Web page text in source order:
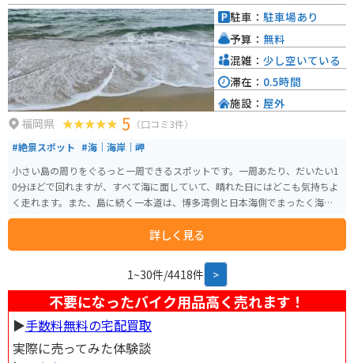
福岡県 5 （口コミ3件）
#絶景スポット #海｜海岸｜岬
小さい島の周りをぐるっと一周できるスポットです。一周あたり、だいたい1
0分ほどで回れますが、すべて海に面していて、晴れた日にはどこも気持ちよ
く走れます。また、島に続く一本道は、博多湾側と日本海側でまったく海の
様子が違うので、見ていて楽しいです。
詳しく見る
駐車： 駐車場あり
予算： 無料
混雑： 少し空いている
滞在： 0.5時間
施設： 屋外
1~30件/4418件 >
不要になったバイク用品高く売れます！
▶︎手数料無料の宅配買取
実際に売ってみた体験談